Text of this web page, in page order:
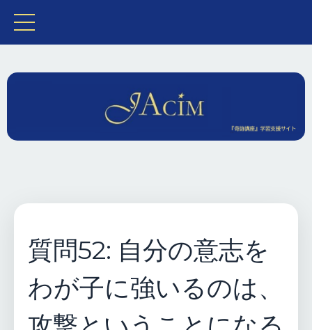
質問52: 自分の意志を
わが子に強いるのは、